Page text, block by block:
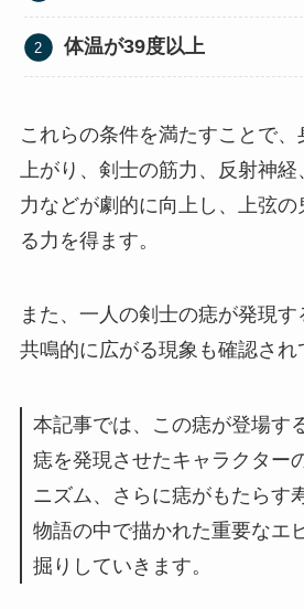
体温が39度以上
これらの条件を満たすことで
上がり、剣士の筋力、反射神
力などが劇的に向上し、上弦の
る力を得ます。
また、一人の剣士の痣が発現す
共鳴的に広がる現象も確認され
本記事では、この痣が登場す
痣を発現させたキャラクター
ニズム、さらに痣がもたらす
物語の中で描かれた重要なエ
掘りしていきます。